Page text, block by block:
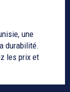
une
durabilité.
les prix et